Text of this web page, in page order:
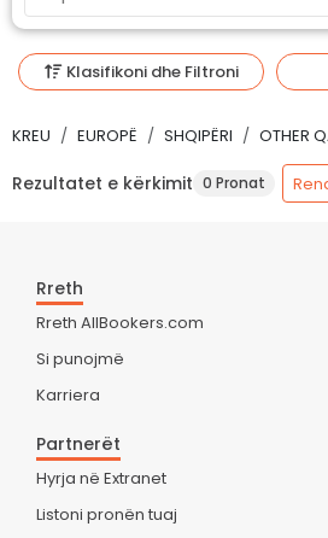
Klasifikoni dhe Filtroni
KREU EUROPË SHQIPËRI OTHER
Rezultatet e kërkimit 0 Pronat
Rreth
Rreth AllBookers.com
Si punojmë
Karriera
Partnerët
Hyrja në Extranet
Listoni pronën tuaj